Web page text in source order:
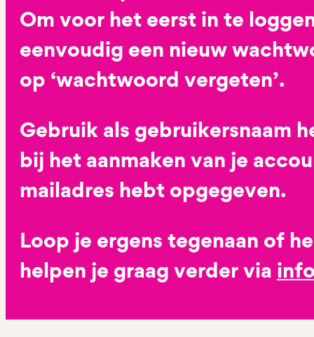
Om voor het eerst in te
eenvoudig een nieuw
op ‘wachtwoord vergeten’.
Gebruik als gebruikersnaam
bij het aanmaken van je
mailadres hebt opgegeven.
Loop je ergens tegenaan of
helpen je graag verder via